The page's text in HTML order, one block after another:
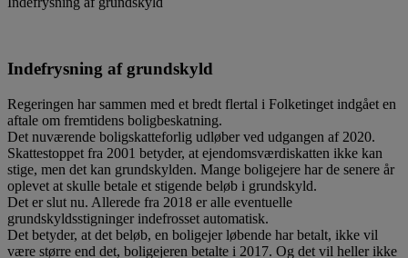
Indefrysning af grundskyld
Regeringen har sammen med et bredt flertal i Folketinget indgået en
aftale om fremtidens boligbeskatning.
Det nuværende boligskatteforlig udløber ved udgangen af 2020.
Skattestoppet fra 2001 betyder, at ejendomsværdiskatten ikke kan
stige, men det kan grundskylden. Mange boligejere har de senere år
oplevet at skulle betale et stigende beløb i grundskyld.
Det er slut nu. Allerede fra 2018 er alle eventuelle
grundskyldsstigninger indefrosset automatisk.
Det betyder, at det beløb, en boligejer løbende har betalt, ikke vil
være større end det, boligejeren betalte i 2017. Og det vil heller ikke